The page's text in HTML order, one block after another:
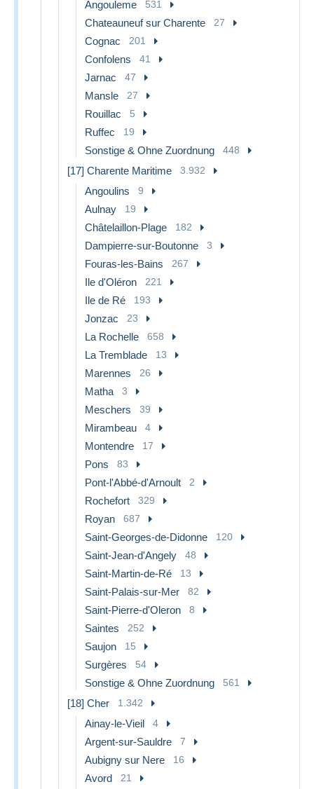
Angouleme 531
Chateauneuf sur Charente 27
Cognac 201
Confolens 41
Jarnac 47
Mansle 27
Rouillac 5
Ruffec 19
Sonstige & Ohne Zuordnung 448
[17] Charente Maritime 3.932
Angoulins 9
Aulnay 19
Châtelaillon-Plage 182
Dampierre-sur-Boutonne 3
Fouras-les-Bains 267
Ile d'Oléron 221
Ile de Ré 193
Jonzac 23
La Rochelle 658
La Tremblade 13
Marennes 26
Matha 3
Meschers 39
Mirambeau 4
Montendre 17
Pons 83
Pont-l'Abbé-d'Arnoult 2
Rochefort 329
Royan 687
Saint-Georges-de-Didonne 120
Saint-Jean-d'Angely 48
Saint-Martin-de-Ré 13
Saint-Palais-sur-Mer 82
Saint-Pierre-d'Oleron 8
Saintes 252
Saujon 15
Surgères 54
Sonstige & Ohne Zuordnung 561
[18] Cher 1.342
Ainay-le-Vieil 4
Argent-sur-Sauldre 7
Aubigny sur Nere 16
Avord 21